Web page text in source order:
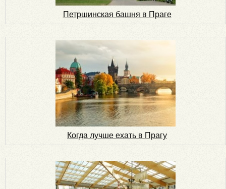
Петршинская башня в Праге
Когда лучше ехать в Прагу